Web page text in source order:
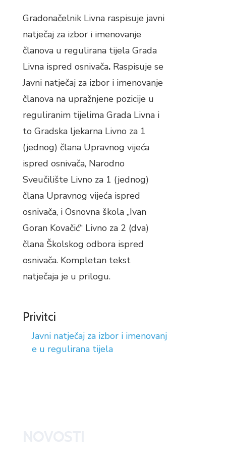
Gradonačelnik Livna raspisuje javni
natječaj za izbor i imenovanje
članova u regulirana tijela Grada
Livna ispred osnivača. Raspisuje se
Javni natječaj za izbor i imenovanje
članova na upražnjene pozicije u
reguliranim tijelima Grada Livna i
to Gradska ljekarna Livno za 1
(jednog) člana Upravnog vijeća
ispred osnivača, Narodno
Sveučilište Livno za 1 (jednog)
člana Upravnog vijeća ispred
osnivača, i Osnovna škola „Ivan
Goran Kovačić“ Livno za 2 (dva)
člana Školskog odbora ispred
osnivača. Kompletan tekst
natječaja je u prilogu.
Privitci
Javni natječaj za izbor i imenovanj
e u regulirana tijela